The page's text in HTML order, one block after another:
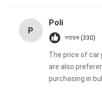
will continue to
P
Poli
সহায়ক (330)
The price of car
are also
purchasing in